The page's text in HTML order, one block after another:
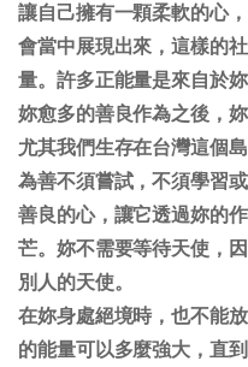
讓自己擁有一顆柔軟的心
會當中展現出來，這樣的
量。許多正能量是來自於
妳愈多的善良作為之後，
尤其我們生存在台灣這個
為善不須嘗試，不須學習
善良的心，讓它透過妳的
芒。妳不需要等待天使，
別人的天使。
在妳身處絕境時，也不能
的能量可以多麼強大，直